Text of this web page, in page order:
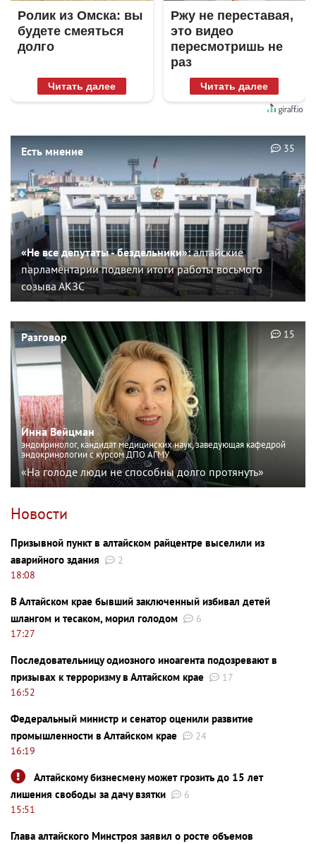
Ролик из Омска: вы
будете смеяться
долго
Читать далее
Ржу не переставая,
это видео
пересмотришь не
раз
Читать далее
Есть мнение
«Не все депутаты - бездельники»:алтайские
парламентарии подвели итоги работы восьмого
созыва АКЗС
35
Разговор
Инна Вейцман
эндокринолог, кандидат медицинских наук, заведующая кафедрой
эндокринологии с курсом ДПО АГМУ
«На голоде люди не способны долго протянуть»
15
Новости
Призывной пункт в алтайском райцентре выселили из
аварийного здания
2
18:08
В Алтайском крае бывший заключенный избивал детей
шлангом и тесаком, морил голодом
6
17:27
Последовательницу одиозного иноагента подозревают в
призывах к терроризму в Алтайском крае
17
16:52
Федеральный министр и сенатор оценили развитие
промышленности в Алтайском крае
24
16:19
Алтайскому бизнесмену может грозить до 15 лет
лишения свободы за дачу взятки
6
15:51
Глава алтайского Минстроя заявил о росте объемов